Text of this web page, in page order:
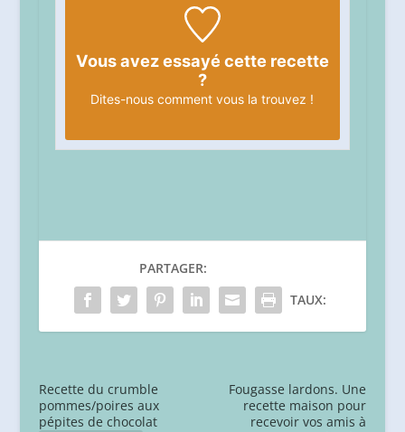
Vous avez essayé cette recette
?
Dites-nous comment vous la trouvez !
PARTAGER:
TAUX:
Recette du crumble
pommes/poires aux
pépites de chocolat
Fougasse lardons. Une
recette maison pour
recevoir vos amis à